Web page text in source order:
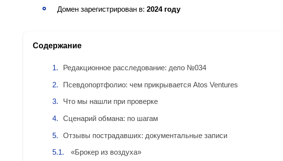
Домен зарегистрирован в: 2024 году
Содержание
Редакционное расследование: дело №034
Псевдопортфолио: чем прикрывается Atos Ventures
Что мы нашли при проверке
Сценарий обмана: по шагам
Отзывы пострадавших: документальные записи
«Брокер из воздуха»